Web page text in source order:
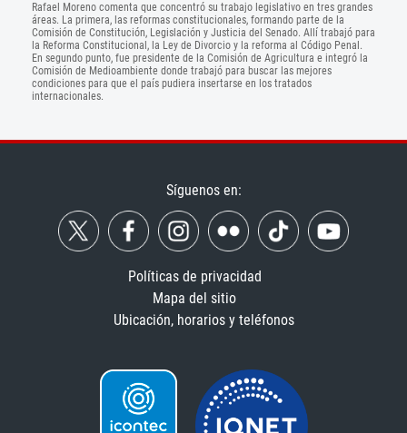
Rafael Moreno comenta que concentró su trabajo legislativo en tres grandes
áreas. La primera, las reformas constitucionales, formando parte de la
Comisión de Constitución, Legislación y Justicia del Senado. Allí trabajó para
la Reforma Constitucional, la Ley de Divorcio y la reforma al Código Penal.
En segundo punto, fue presidente de la Comisión de Agricultura e integró la
Comisión de Medioambiente donde trabajó para buscar las mejores
condiciones para que el país pudiera insertarse en los tratados
internacionales.
Síguenos en:
Políticas de privacidad
Mapa del sitio
Ubicación, horarios y teléfonos